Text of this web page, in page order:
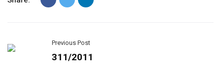
Previous Post
311/2011